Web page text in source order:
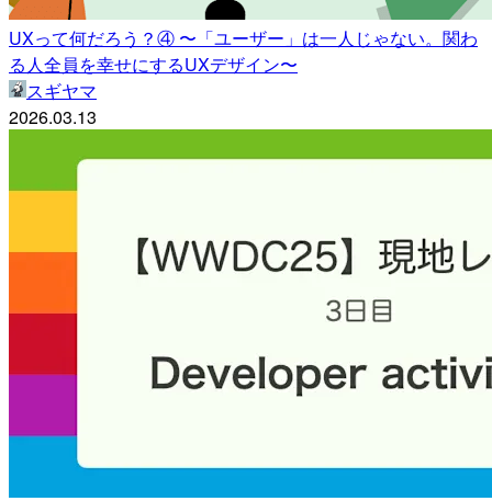
UXって何だろう？④ 〜「ユーザー」は一人じゃない。関わ
る人全員を幸せにするUXデザイン〜
スギヤマ
2026.03.13